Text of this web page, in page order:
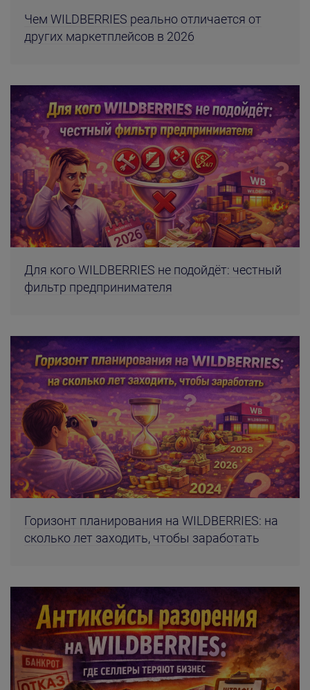
Чем WILDBERRIES реально отличается от
других маркетплейсов в 2026
Для кого WILDBERRIES не подойдёт: честный
фильтр предпринимателя
Горизонт планирования на WILDBERRIES: на
сколько лет заходить, чтобы заработать